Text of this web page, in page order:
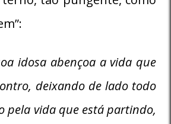
idosa abençoa a vida que
deixando de lado todo
pela vida que está partindo,